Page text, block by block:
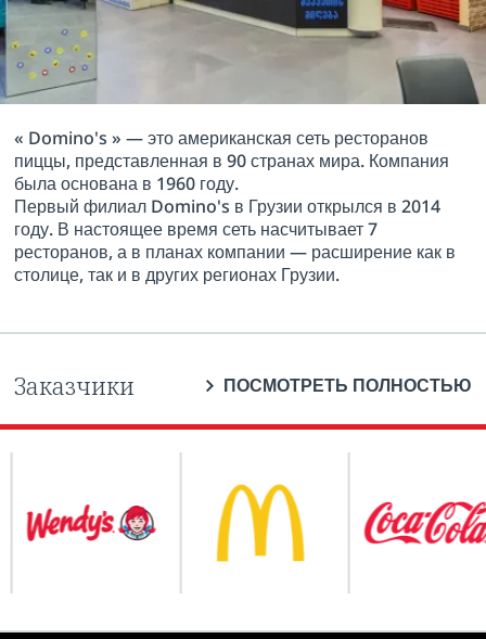
« Domino's » — это американская сеть ресторанов
пиццы, представленная в 90 странах мира. Компания
была основана в 1960 году.
Первый филиал Domino's в Грузии открылся в 2014
году. В настоящее время сеть насчитывает 7
ресторанов, а в планах компании — расширение как в
столице, так и в других регионах Грузии.
Заказчики ПОСМОТРЕТЬ ПОЛНОСТЬЮ